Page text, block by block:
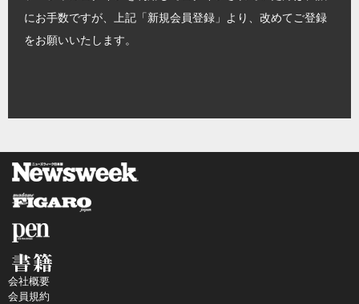
にお手数ですが、上記「新規会員登録」より、改めてご登録
をお願いいたします。
会社概要
会員規約